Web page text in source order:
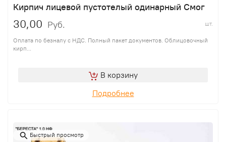
Кирпич лицевой пустотелый одинарный Смог
30,00 Руб. шт.
Оплата по безналу с НДС. Полный пакет документов. Облицовочный
кирп...
В корзину
Подробнее
Быстрый просмотр